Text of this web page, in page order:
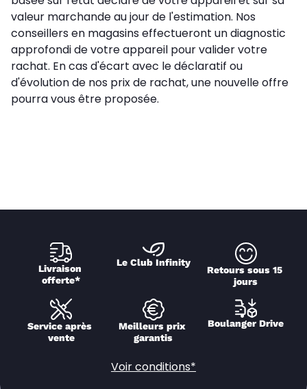
valeur marchande au jour de l'estimation. Nos
conseillers en magasins effectueront un diagnostic
approfondi de votre appareil pour valider votre
rachat. En cas d'écart avec le déclaratif ou
d'évolution de nos prix de rachat, une nouvelle offre
pourra vous être proposée.
Livraison
offerte*
Le Club Infinity
Retours sous 15
jours
Service après
vente
Meilleurs prix
garantis
Boulanger Drive
Voir conditions*